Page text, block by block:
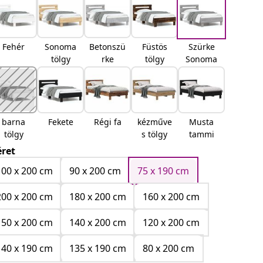
Fehér
Sonoma
tölgy
Betonszü
rke
Füstös
tölgy
Szürke
Sonoma
barna
tölgy
Fekete Régi fa
kézműve
s tölgy
Musta
tammi
x 200 cm
90 x 200 cm
75 x 190 cm
x 200 cm
180 x 200 cm
160 x 200 cm
x 200 cm
140 x 200 cm
120 x 200 cm
x 190 cm
135 x 190 cm 80 x 200 cm